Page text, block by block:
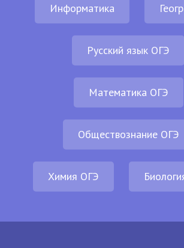
Информатика
Русский язык ОГЭ
Математика ОГЭ
Обществознание ОГЭ
Химия ОГЭ